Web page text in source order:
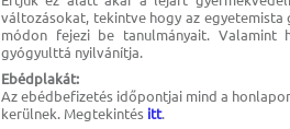
változásokat, tekintve hogy az
módon fejezi be tanulmányait.
gyógyulttá nyilvánítja.
Ebédplakát:
Az ebédbefizetés időpontjai mind a
kerülnek. Megtekintés itt.